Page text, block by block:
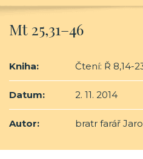
Mt 25,31–46
Kniha: Čtení: Ř 8,14-
Datum: 2. 11. 2014
Autor: bratr farář